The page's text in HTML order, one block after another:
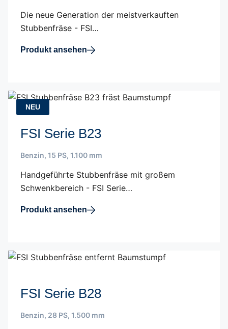
Die neue Generation der meistverkauften
Stubbenfräse - FSI…
Produkt ansehen
NEU
FSI Serie B23
Benzin, 15 PS, 1.100 mm
Handgeführte Stubbenfräse mit großem
Schwenkbereich - FSI Serie…
Produkt ansehen
FSI Serie B28
Benzin, 28 PS, 1.500 mm